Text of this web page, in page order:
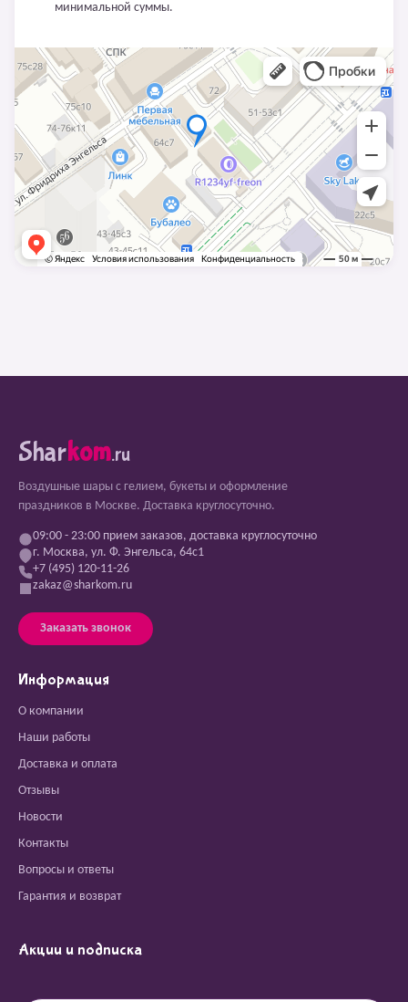
минимальной суммы.
Sharkom.ru
Воздушные шары с гелием, букеты и оформление
праздников в Москве. Доставка круглосуточно.
09:00 - 23:00 прием заказов, доставка круглосуточно
г. Москва, ул. Ф. Энгельса, 64с1
+7 (495) 120-11-26
zakaz@sharkom.ru
Заказать звонок
Информация
О компании
Наши работы
Доставка и оплата
Отзывы
Новости
Контакты
Вопросы и ответы
Гарантия и возврат
Акции и подписка